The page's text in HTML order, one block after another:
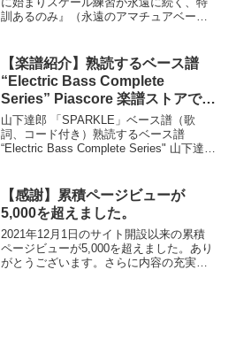
訓あるのみ』（永遠のアマチュアベース
した。『創作でつながるクリエイターズ
マーケットBOOTH』...
【楽譜紹介】熟読するベース譜
“Electric Bass Complete
Series” Piascore 楽譜ストアで
山下達郎 「SPARKLE」の発売を
開始しました！
山下達郎 「SPARKLE」ベース譜（歌
詞、コード付き）熟読するベース譜
“Electric Bass Complete Series" 山下達郎
【感謝】累積ページビューが
5,000を超えました。
2021年12月1日のサイト開設以来の累積
ページビューが5,000を超えました。あり
がとうございます。さらに内容の充実を